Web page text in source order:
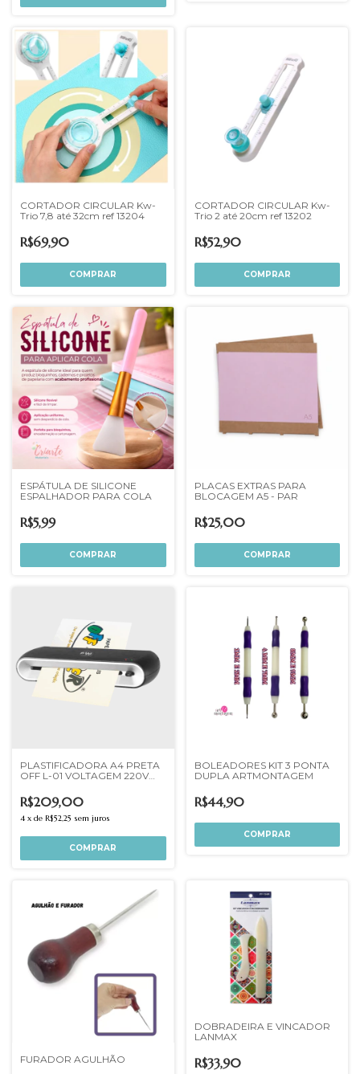
CORTADOR CIRCULAR Kw-
Trio 7,8 até 32cm ref 13204
R$69,90
CORTADOR CIRCULAR Kw-
Trio 2 até 20cm ref 13202
R$52,90
ESPÁTULA DE SILICONE
ESPALHADOR PARA COLA
R$5,99
PLACAS EXTRAS PARA
BLOCAGEM A5 - PAR
R$25,00
PLASTIFICADORA A4 PRETA
OFF L-01 VOLTAGEM 220V
R$209,00
4 x de R$52,25 sem juros
BOLEADORES KIT 3 PONTA
DUPLA ARTMONTAGEM
R$44,90
FURADOR AGULHÃO
DOBRADEIRA E VINCADOR
LANMAX
R$33,90